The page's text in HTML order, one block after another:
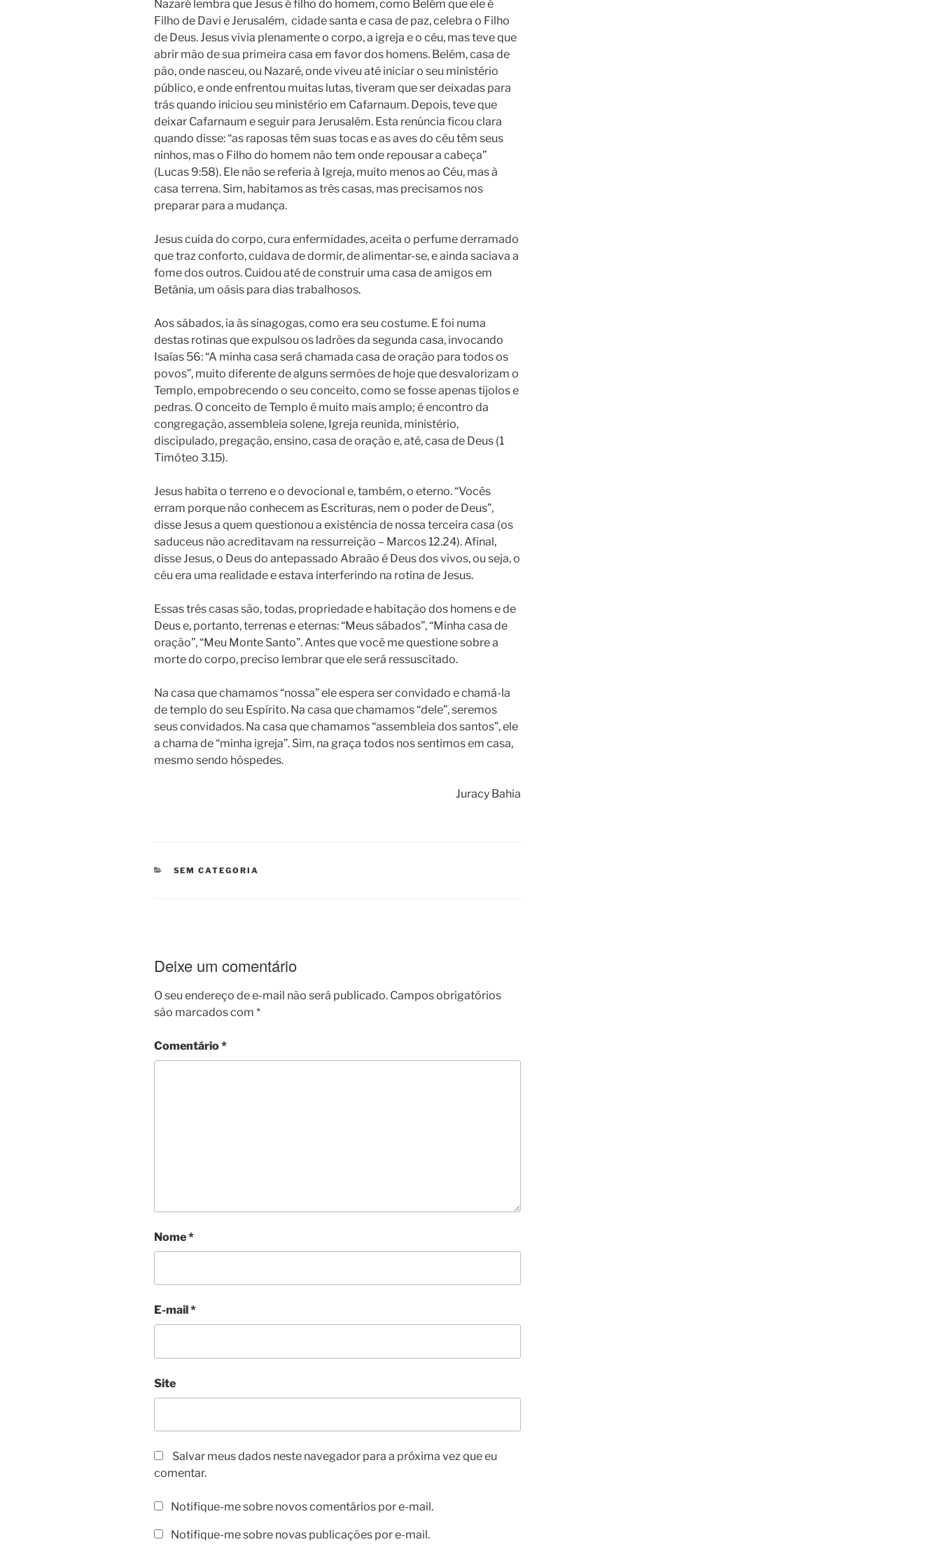
Nazaré lembra que Jesus é filho do homem, como Belém que ele é
Filho de Davi e Jerusalém, cidade santa e casa de paz, celebra o Filho
de Deus. Jesus vivia plenamente o corpo, a igreja e o céu, mas teve que
abrir mão de sua primeira casa em favor dos homens. Belém, casa de
pão, onde nasceu, ou Nazaré, onde viveu até iniciar o seu ministério
público, e onde enfrentou muitas lutas, tiveram que ser deixadas para
trás quando iniciou seu ministério em Cafarnaum. Depois, teve que
deixar Cafarnaum e seguir para Jerusalém. Esta renúncia ficou clara
quando disse: “as raposas têm suas tocas e as aves do céu têm seus
ninhos, mas o Filho do homem não tem onde repousar a cabeça”
(Lucas 9:58). Ele não se referia à Igreja, muito menos ao Céu, mas à
casa terrena. Sim, habitamos as três casas, mas precisamos nos
preparar para a mudança.
Jesus cuida do corpo, cura enfermidades, aceita o perfume derramado
que traz conforto, cuidava de dormir, de alimentar-se, e ainda saciava a
fome dos outros. Cuidou até de construir uma casa de amigos em
Betânia, um oásis para dias trabalhosos.
Aos sábados, ia às sinagogas, como era seu costume. E foi numa
destas rotinas que expulsou os ladrões da segunda casa, invocando
Isaías 56: “A minha casa será chamada casa de oração para todos os
povos”, muito diferente de alguns sermões de hoje que desvalorizam o
Templo, empobrecendo o seu conceito, como se fosse apenas tijolos e
pedras. O conceito de Templo é muito mais amplo; é encontro da
congregação, assembleia solene, Igreja reunida, ministério,
discipulado, pregação, ensino, casa de oração e, até, casa de Deus (1
Timóteo 3.15).
Jesus habita o terreno e o devocional e, também, o eterno. “Vocês
erram porque não conhecem as Escrituras, nem o poder de Deus”,
disse Jesus a quem questionou a existência de nossa terceira casa (os
saduceus não acreditavam na ressurreição – Marcos 12.24). Afinal,
disse Jesus, o Deus do antepassado Abraão é Deus dos vivos, ou seja, o
céu era uma realidade e estava interferindo na rotina de Jesus.
Essas três casas são, todas, propriedade e habitação dos homens e de
Deus e, portanto, terrenas e eternas: “Meus sábados”, “Minha casa de
oração”, “Meu Monte Santo”. Antes que você me questione sobre a
morte do corpo, preciso lembrar que ele será ressuscitado.
Na casa que chamamos “nossa” ele espera ser convidado e chamá-la
de templo do seu Espírito. Na casa que chamamos “dele”, seremos
seus convidados. Na casa que chamamos “assembleia dos santos”, ele
a chama de “minha igreja”. Sim, na graça todos nos sentimos em casa,
mesmo sendo hóspedes.
Juracy Bahia
CATEGORIAS
SEM CATEGORIA
Deixe um comentário
O seu endereço de e-mail não será publicado. Campos obrigatórios
são marcados com *
Comentário*
Nome*
E-mail *
Site
Salvar meus dados neste navegador para a próxima vez que eu
comentar.
Notifique-me sobre novos comentários por e-mail.
Notifique-me sobre novas publicações por e-mail.